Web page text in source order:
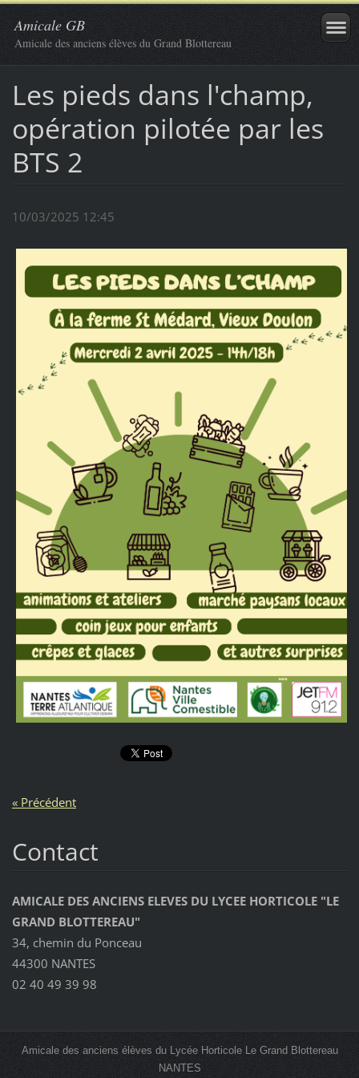
Amicale GB
Amicale des anciens élèves du Grand Blottereau
Les pieds dans l'champ,
opération pilotée par les
BTS 2
10/03/2025 12:45
« Précédent
Contact
AMICALE DES ANCIENS ELEVES DU LYCEE HORTICOLE "LE
GRAND BLOTTEREAU"
34, chemin du Ponceau
44300 NANTES
02 40 49 39 98
Amicale des anciens élèves du Lycée Horticole Le Grand Blottereau
NANTES